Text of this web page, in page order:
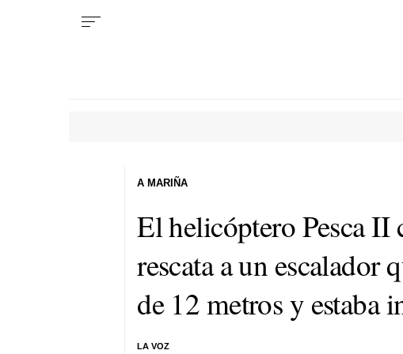
El helicóptero Pesca II
rescata a un escalador
de 12 metros y estaba
LA VOZ
A MARIÑA